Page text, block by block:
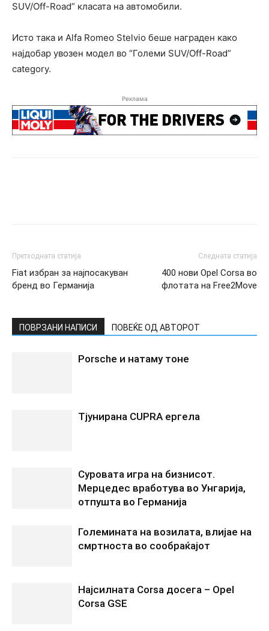
SUV/Off-Road” класата на автомобили.
Исто така и Alfa Romeo Stelvio беше награден како
најдобар увозен модел во “Големи SUV/Off-Road”
category.
Реклама
Претходната статија
Fiat избран за најпосакуван
бренд во Германија
Следната статија
400 нови Opel Corsa во
флотата на Free2Move
ПОВРЗАНИ НАПИСИ ПОВЕЌЕ ОД АВТОРОТ
Porsche и натаму тоне
Tјунирана CUPRA ергела
Суровата игра на бизнисот.
Мерцедес вработува во Унгарија,
отпушта во Германија
Големината на возилата, влијае на
смртноста во сообраќајот
Најсилната Corsa досега – Opel
Corsa GSE